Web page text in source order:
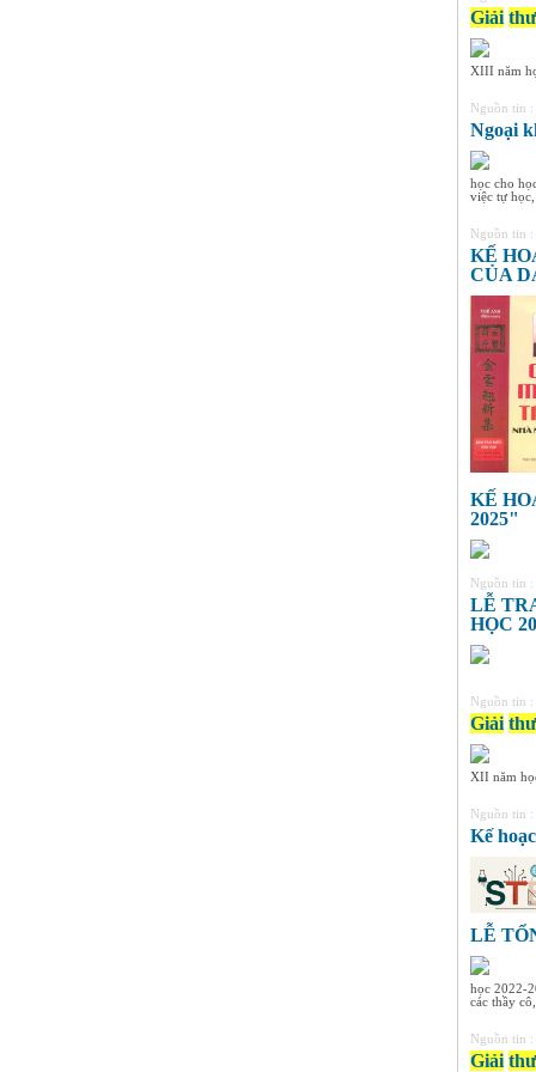
Giải
XIII năm
Nguồn tin :
Ngoại
học cho
việc tự học,
Nguồn tin :
KẾ
CỦA
KẾ
2025"
Nguồn tin :
LỄ
HỌC
Nguồn tin :
Giải
XII năm
Nguồn tin :
Kế
LỄ
học 2022-
các thầy
Nguồn tin :
Giải